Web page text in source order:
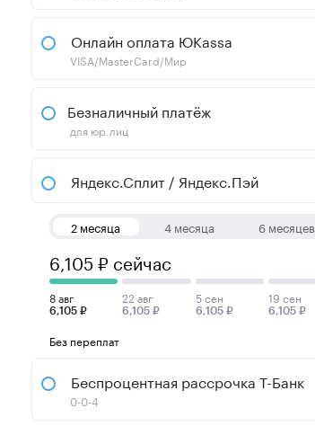
Онлайн оплата ЮKassa
VISA/MasterCard/Мир
Безналичный платёж
для юр.лиц
Яндекс.Сплит / Яндекс.Пэй
2 месяца 4 месяца 6 месяцев
6,105 ₽ сейчас
8 авг
6,105 ₽
22 авг
6,105 ₽
5 сен
6,105 ₽
19 сен
6,105 ₽
Без переплат
Беспроцентная рассрочка Т-Банк
0-0-4